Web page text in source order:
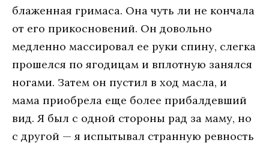
блаженная гримаса. Она чуть ли не кончала
от его прикосновений. Он довольно
медленно массировал ее руки спину, слегка
прошелся по ягодицам и вплотную занялся
ногами. Затем он пустил в ход масла, и
мама приобрела еще более прибалдевший
вид. Я был с одной стороны рад за маму, но
с другой — я испытывал странную ревность